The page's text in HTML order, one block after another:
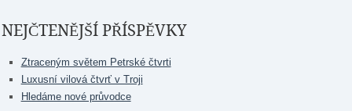
NEJČTENĚJŠÍ PŘÍSPĚVKY
Ztraceným světem Petrské čtvrti
Luxusní vilová čtvrť v Troji
Hledáme nové průvodce